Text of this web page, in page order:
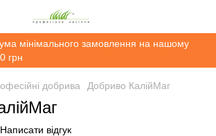
мінімального замовлення на нашому
грн
добрива Добриво КалійМаг
Написати відгук